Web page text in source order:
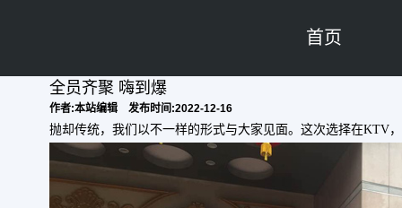
首页
全员齐聚 嗨到爆
作者:本站编辑 发布时间:2022-12-16
抛却传统，我们以不一样的形式与大家见面。这次选择在KTV